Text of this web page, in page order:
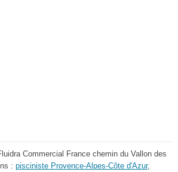
Commercial France chemin du Vallon des
: pisciniste Provence-Alpes-Côte d'Azur,